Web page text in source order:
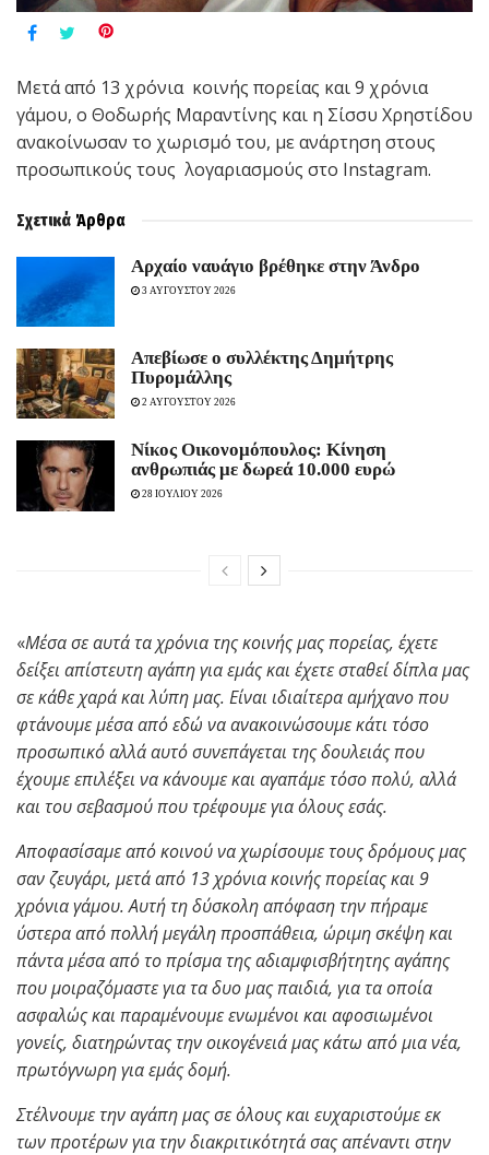
Μετά από 13 χρόνια κοινής πορείας και 9 χρόνια
γάμου, ο Θοδωρής Μαραντίνης και η Σίσσυ Χρηστίδου
ανακοίνωσαν το χωρισμό του, με ανάρτηση στους
προσωπικούς τους λογαριασμούς στο Instagram.
Σχετικά Άρθρα
Aρχαίο ναυάγιο βρέθηκε στην Άνδρο
3 ΑΥΓΟΥΣΤΟΥ 2026
Απεβίωσε ο συλλέκτης Δημήτρης
Πυρομάλλης
2 ΑΥΓΟΥΣΤΟΥ 2026
Νίκος Οικονομόπουλος: Κίνηση
ανθρωπιάς με δωρεά 10.000 ευρώ
28 ΙΟΥΛΙΟΥ 2026
«Μέσα σε αυτά τα χρόνια της κοινής μας πορείας, έχετε
δείξει απίστευτη αγάπη για εμάς και έχετε σταθεί δίπλα μας
σε κάθε χαρά και λύπη μας. Είναι ιδιαίτερα αμήχανο που
φτάνουμε μέσα από εδώ να ανακοινώσουμε κάτι τόσο
προσωπικό αλλά αυτό συνεπάγεται της δουλειάς που
έχουμε επιλέξει να κάνουμε και αγαπάμε τόσο πολύ, αλλά
και του σεβασμού που τρέφουμε για όλους εσάς.
Αποφασίσαμε από κοινού να χωρίσουμε τους δρόμους μας
σαν ζευγάρι, μετά από 13 χρόνια κοινής πορείας και 9
χρόνια γάμου. Αυτή τη δύσκολη απόφαση την πήραμε
ύστερα από πολλή μεγάλη προσπάθεια, ώριμη σκέψη και
πάντα μέσα από το πρίσμα της αδιαμφισβήτητης αγάπης
που μοιραζόμαστε για τα δυο μας παιδιά, για τα οποία
ασφαλώς και παραμένουμε ενωμένοι και αφοσιωμένοι
γονείς, διατηρώντας την οικογένειά μας κάτω από μια νέα,
πρωτόγνωρη για εμάς δομή.
Στέλνουμε την αγάπη μας σε όλους και ευχαριστούμε εκ
των προτέρων για την διακριτικότητά σας απέναντι στην